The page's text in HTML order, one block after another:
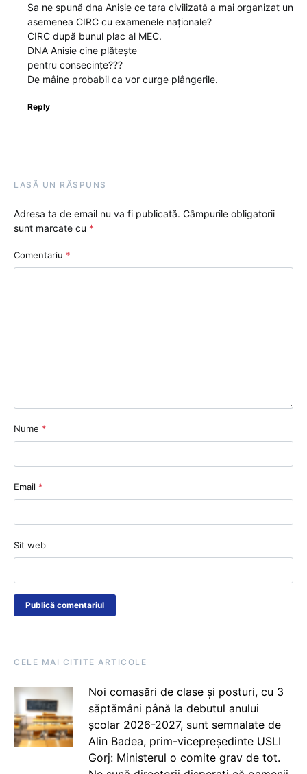
Sa ne spună dna Anisie ce tara civilizată a mai organizat un
asemenea CIRC cu examenele naționale?
CIRC după bunul plac al MEC.
DNA Anisie cine plătește
pentru consecințe???
De mâine probabil ca vor curge plângerile.
Reply
LASĂ UN RĂSPUNS
Adresa ta de email nu va fi publicată. Câmpurile obligatorii
sunt marcate cu *
Comentariu *
Nume *
Email *
Sit web
CELE MAI CITITE ARTICOLE
Noi comasări de clase și posturi, cu 3
săptămâni până la debutul anului
școlar 2026-2027, sunt semnalate de
Alin Badea, prim-vicepreședinte USLI
Gorj: Ministerul o comite grav de tot.